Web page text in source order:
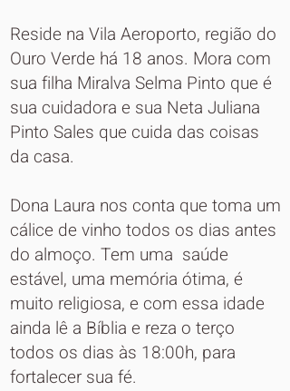
Reside na Vila Aeroporto, região do
Ouro Verde há 18 anos. Mora com
sua filha Miralva Selma Pinto que é
sua cuidadora e sua Neta Juliana
Pinto Sales que cuida das coisas
da casa.
Dona Laura nos conta que toma um
cálice de vinho todos os dias antes
do almoço. Tem uma saúde
estável, uma memória ótima, é
muito religiosa, e com essa idade
ainda lê a Bíblia e reza o terço
todos os dias às 18:00h, para
fortalecer sua fé.